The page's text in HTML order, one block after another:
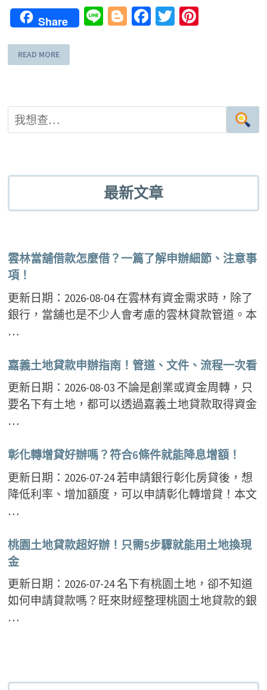
Share LineBlogger
Facebook
Twitter
READ MORE
最新文章
雲林當舖借款怎麼借？一篇了解申辦細節、注意事
項！
更新日期：2026-08-04 在雲林有資金需求時，除了
銀行，當舖也是不少人會考慮的雲林貸款管道。本
…
嘉義土地貸款申辦指南！管道、文件、流程一次看
更新日期：2026-08-03 不論是創業或資金周轉，只
要名下有土地，都可以透過嘉義土地貸款取得資金
…
彰化轉增貸好辦嗎？符合6條件就能降息增額！
更新日期：2026-07-24 若申請銀行彰化房貸後，想
降低利率、增加額度，可以申請彰化轉增貸！本文
…
桃園土地貸款超好辦！只需5步驟就能用土地換現
金
更新日期：2026-07-24 名下有桃園土地，卻不知道
如何申請貸款嗎？旺來財經整理桃園土地貸款的銀
…